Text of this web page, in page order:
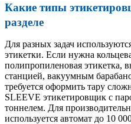
Какие типы
разделе
Для разных задач
этикетки. Если нужна
полипропиленовая этикетка,
станцией, вакуумным
требуется оформить тару
SLEEVE этикетировщик с
тоннелем. Для
используется автомат до 10